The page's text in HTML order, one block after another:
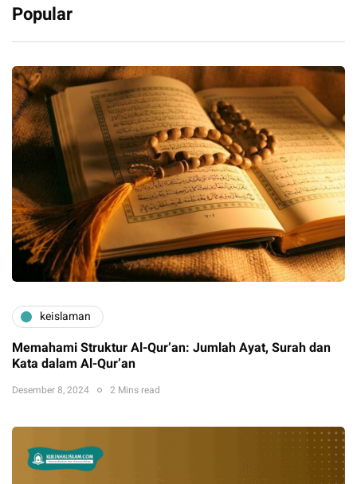
Popular
keislaman
Memahami Struktur Al-Qur’an: Jumlah Ayat, Surah dan
Kata dalam Al-Qur’an
Desember 8, 2024 2 Mins read